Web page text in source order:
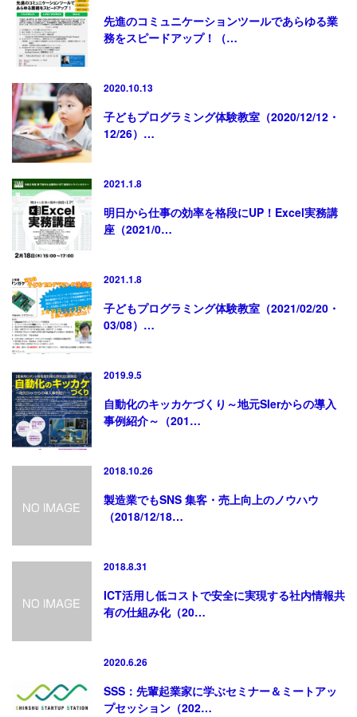
先進のコミュニケーションツールであらゆる業
務をスピードアップ！（…
2020.10.13
子どもプログラミング体験教室（2020/12/12・
12/26）…
2021.1.8
明日から仕事の効率を格段にUP！Excel実務講
座（2021/0…
2021.1.8
子どもプログラミング体験教室（2021/02/20・
03/08）…
2019.9.5
自動化のキッカケづくり～地元SIerからの導入
事例紹介～（201…
2018.10.26
製造業でもSNS 集客・売上向上のノウハウ
（2018/12/18…
2018.8.31
ICT活用し低コストで安全に実現する社内情報共
有の仕組み化（20…
2020.6.26
SSS：先輩起業家に学ぶセミナー＆ミートアッ
プセッション（202…